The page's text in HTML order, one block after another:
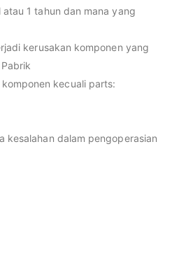
1 tahun dan mana yang
kerusakan komponen yang
kecuali parts:
kesalahan dalam pengoperasian